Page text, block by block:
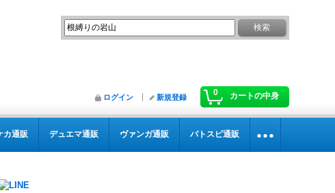
0 カートの中身
ログイン 新規登録
カ通販 デュエマ通販 ヴァンガ通販 バトスピ通販